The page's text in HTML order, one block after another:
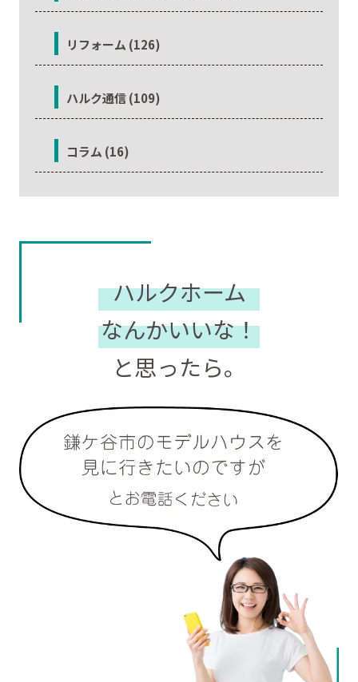
リフォーム (126)
ハルク通信 (109)
コラム (16)
ハルクホーム
なんかいいな！
と思ったら。